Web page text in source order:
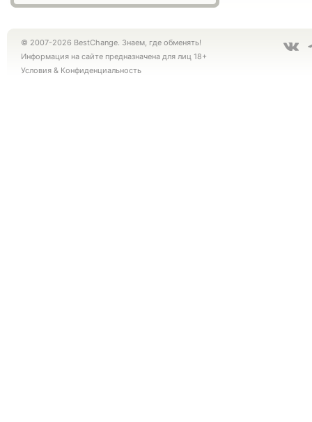
© 2007-2026 BestChange. Знаем, где обменять!
Информация на сайте предназначена для лиц 18+
Условия & Конфиденциальность